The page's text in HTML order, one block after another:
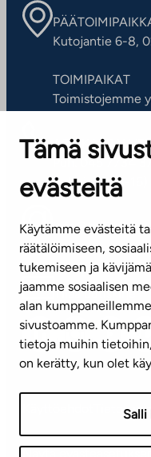
Tämä
evästeitä
Käytämme evästeitä
räätälöimiseen,
tukemiseen ja
jaamme sosiaalisen
alan
sivustoamme.
tietoja muihin
on kerätty, kun olet
Salli
Kutojantie 6-8,
TOIMIPAIKAT
Toimistojemme
Puh. 045 7734
(arkisin klo 8-16)
info@ta.fi
Tilaa uutiskirje